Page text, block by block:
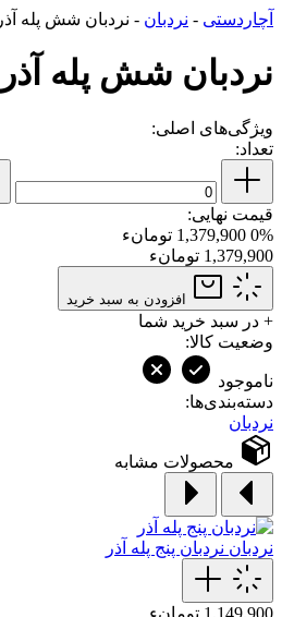
آچاردستی - نردبان - نردبان شش پله آذر
نردبان شش پله آذر
ویژگی‌های اصلی:
تعداد:
قیمت نهایی:
0% 1,379,900 تومانء
1,379,900 تومانء
افزودن به سبد خرید
+ در سبد خرید شما
وضعیت کالا:
ناموجود
دسته‌بندی‌ها:
نردبان
محصولات مشابه
نردبان نردبان پنج پله آذر
1,149,900 تومانء